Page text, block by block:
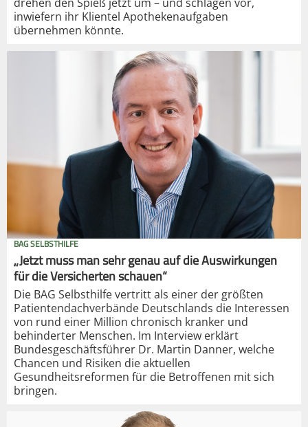
drehen den Spieß jetzt um – und schlagen vor,
inwiefern ihr Klientel Apothekenaufgaben
übernehmen könnte.
BAG SELBSTHILFE
„Jetzt muss man sehr genau auf die Auswirkungen
für die Versicherten schauen“
Die BAG Selbsthilfe vertritt als einer der größten
Patientendachverbände Deutschlands die Interessen
von rund einer Million chronisch kranker und
behinderter Menschen. Im Interview erklärt
Bundesgeschäftsführer Dr. Martin Danner, welche
Chancen und Risiken die aktuellen
Gesundheitsreformen für die Betroffenen mit sich
bringen.